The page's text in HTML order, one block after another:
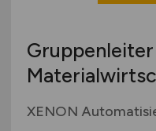
Gruppenleiter
XENON